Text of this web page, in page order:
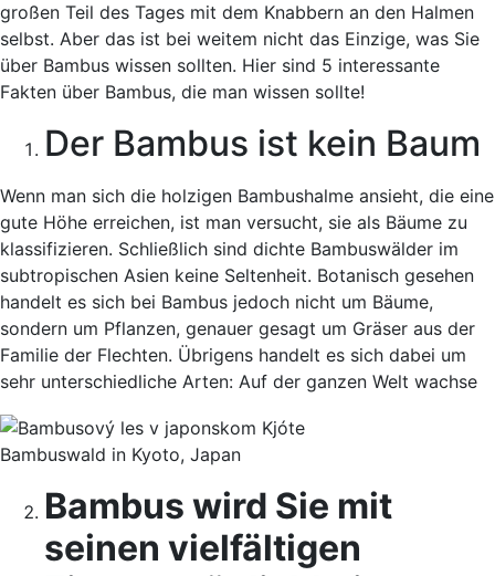
großen Teil des Tages mit dem Knabbern an den Halmen
selbst. Aber das ist bei weitem nicht das Einzige, was Sie
über Bambus wissen sollten. Hier sind 5 interessante
Fakten über Bambus, die man wissen sollte!
Der Bambus ist kein Baum
Wenn man sich die holzigen Bambushalme ansieht, die eine
gute Höhe erreichen, ist man versucht, sie als Bäume zu
klassifizieren. Schließlich sind dichte Bambuswälder im
subtropischen Asien keine Seltenheit. Botanisch gesehen
handelt es sich bei Bambus jedoch nicht um Bäume,
sondern um Pflanzen, genauer gesagt um Gräser aus der
Familie der Flechten. Übrigens handelt es sich dabei um
sehr unterschiedliche Arten: Auf der ganzen Welt wachse
Bambuswald in Kyoto, Japan
Bambus wird Sie mit
seinen vielfältigen